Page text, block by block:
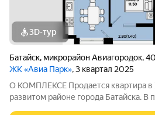
3D-тур
Батайск, микрорайон Авиагородок,
ЖК «Авиа Парк», 3 квартал 2025
О КОМПЛЕКСЕ Продается квартира в
развитом районе города Батайска. В